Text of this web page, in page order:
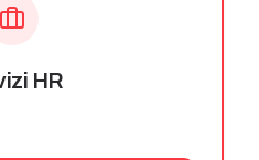
HR